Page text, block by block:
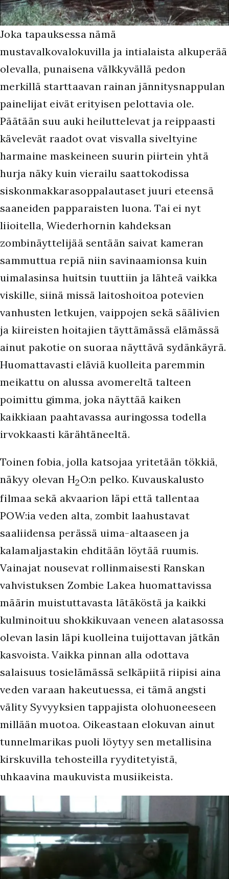
Joka tapauksessa nämä
mustavalkovalokuvilla ja intialaista alkuperää
olevalla, punaisena välkkyvällä pedon
merkillä starttaavan rainan jännitysnappulan
painelijat eivät erityisen pelottavia ole.
Päätään suu auki heiluttelevat ja reippaasti
kävelevät raadot ovat visvalla siveltyine
harmaine maskeineen suurin piirtein yhtä
hurja näky kuin vierailu saattokodissa
siskonmakkarasoppalautaset juuri eteensä
saaneiden papparaisten luona. Tai ei nyt
liioitella, Wiederhornin kahdeksan
zombinäyttelijää sentään saivat kameran
sammuttua repiä niin savinaamionsa kuin
uimalasinsa huitsin tuuttiin ja lähteä vaikka
viskille, siinä missä laitoshoitoa potevien
vanhusten letkujen, vaippojen sekä säälivien
ja kiireisten hoitajien täyttämässä elämässä
ainut pakotie on suoraa näyttävä sydänkäyrä.
Huomattavasti eläviä kuolleita paremmin
meikattu on alussa avomereltä talteen
poimittu gimma, joka näyttää kaiken
kaikkiaan paahtavassa auringossa todella
irvokkaasti kärähtäneeltä.
Toinen fobia, jolla katsojaa yritetään tökkiä,
näkyy olevan H2O:n pelko. Kuvauskalusto
filmaa sekä akvaarion läpi että tallentaa
POW:ia veden alta, zombit laahustavat
saaliidensa perässä uima-altaaseen ja
kalamaljastakin ehditään löytää ruumis.
Vainajat nousevat rollinmaisesti Ranskan
vahvistuksen Zombie Lakea huomattavissa
määrin muistuttavasta lätäköstä ja kaikki
kulminoituu shokkikuvaan veneen alatasossa
olevan lasin läpi kuolleina tuijottavan jätkän
kasvoista. Vaikka pinnan alla odottava
salaisuus tosielämässä selkäpiitä riipisi aina
veden varaan hakeutuessa, ei tämä angsti
välity Syvyyksien tappajista olohuoneeseen
millään muotoa. Oikeastaan elokuvan ainut
tunnelmarikas puoli löytyy sen metallisina
kirskuvilla tehosteilla ryyditetyistä,
uhkaavina maukuvista musiikeista.